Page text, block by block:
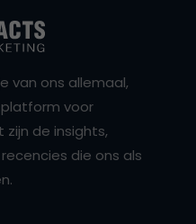
van ons allemaal,
platform voor
de insights,
die ons als